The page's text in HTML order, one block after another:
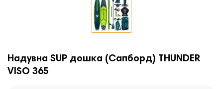
Надувна SUP дошка (Сапборд) THUNDER
VISO 365